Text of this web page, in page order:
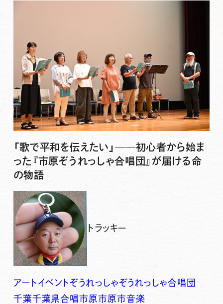
「歌で平和を伝えたい」──初心者から始ま
った『市原ぞうれっしゃ合唱団』が届ける命
の物語
トラッキー
アート イベントぞうれっしゃぞうれっしゃ合唱団
千葉千葉県合唱市原市原市音楽